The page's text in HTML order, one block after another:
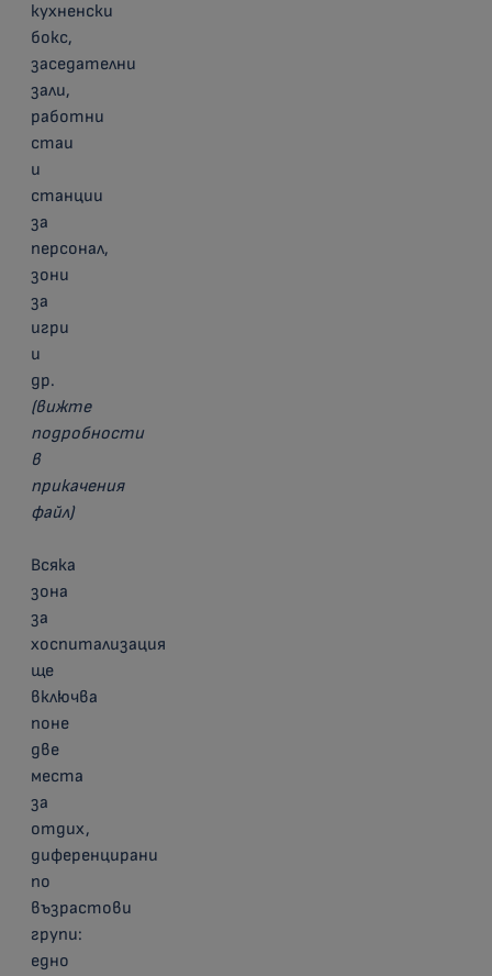
кухненски
бокс,
заседателни
зали,
работни
стаи
и
станции
за
персонал,
зони
за
игри
и
др.
(вижте
подробности
в
прикачения
файл)
Всяка
зона
за
хоспитализация
ще
включва
поне
две
места
за
отдих,
диференцирани
по
възрастови
групи:
едно